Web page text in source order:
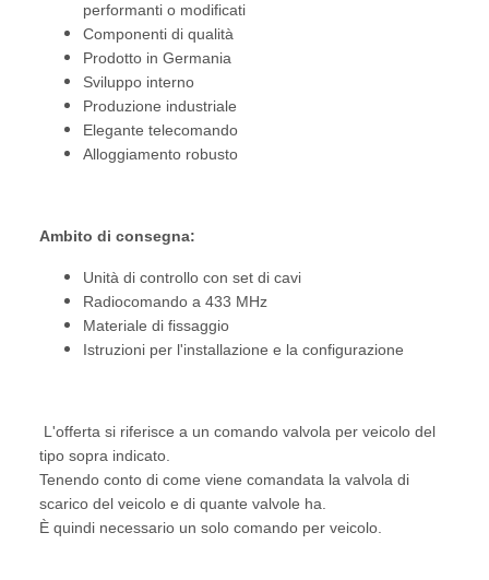
performanti o modificati
Componenti di qualità
Prodotto in Germania
Sviluppo interno
Produzione industriale
Elegante telecomando
Alloggiamento robusto
Ambito di consegna:
Unità di controllo con set di cavi
Radiocomando a 433 MHz
Materiale di fissaggio
Istruzioni per l'installazione e la configurazione
L'offerta si riferisce a un comando valvola per veicolo del
tipo sopra indicato.
Tenendo conto di come viene comandata la valvola di
scarico del veicolo e di quante valvole ha.
È quindi necessario un solo comando per veicolo.